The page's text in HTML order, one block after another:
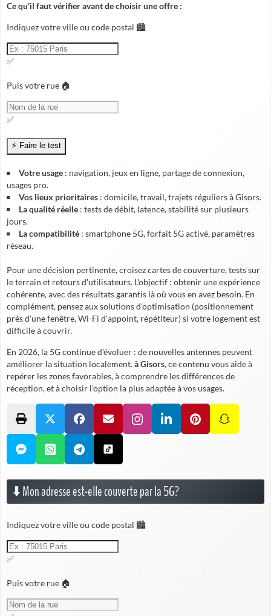
Ce qu'il faut vérifier avant de choisir une offre :
Indiquez votre ville ou code postal 🏙️
✅
Puis votre rue 🏠
✅
Votre usage : navigation, jeux en ligne, partage de connexion,
usages pro.
Vos lieux prioritaires : domicile, travail, trajets réguliers à Gisors.
La qualité réelle : tests de débit, latence, stabilité sur plusieurs
jours.
La compatibilité : smartphone 5G, forfait 5G activé, paramètres
réseau.
Pour une décision pertinente, croisez cartes de couverture, tests sur
le terrain et retours d'utilisateurs. L'objectif : obtenir une expérience
cohérente, avec des résultats garantis là où vous en avez besoin. En
complément, pensez aux solutions d'optimisation (positionnement
près d'une fenêtre, Wi-Fi d'appoint, répétiteur) si votre logement est
difficile à couvrir.
En 2026, la 5G continue d'évoluer : de nouvelles antennes peuvent
améliorer la situation localement.à Gisors, ce contenu vous aide à
repérer les zones favorables, à comprendre les différences de
réception, et à choisir l'option la plus adaptée à vos usages.
⬇️ Mon adresse est-elle couverte par la 5G?
Indiquez votre ville ou code postal 🏙️
✅
Puis votre rue 🏠